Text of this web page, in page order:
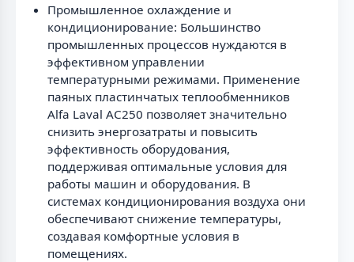
Промышленное охлаждение и
кондиционирование: Большинство
промышленных процессов нуждаются в
эффективном управлении
температурными режимами. Применение
паяных пластинчатых теплообменников
Alfa Laval AC250 позволяет значительно
снизить энергозатраты и повысить
эффективность оборудования,
поддерживая оптимальные условия для
работы машин и оборудования. В
системах кондиционирования воздуха они
обеспечивают снижение температуры,
создавая комфортные условия в
помещениях.